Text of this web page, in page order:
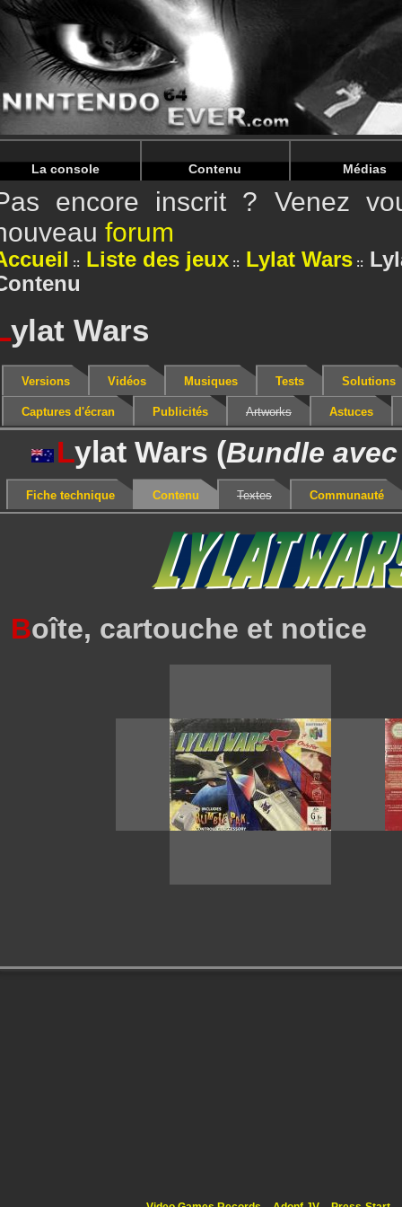
Warning: Undefined array key "HTTP_REFERER" in /
Warning: Undefined array key "HTTP_REFERER" in /
La console Contenu Médias
encore inscrit ? Venez
forum
Liste des jeux Lylat Wars
ylat Wars
Versions Vidéos Musiques Tests Solutions
Captures d'écran Publicités Artworks Astuces
Lylat Wars (Bundle
Fiche technique Contenu Textes Communauté
Boîte, cartouche et notice